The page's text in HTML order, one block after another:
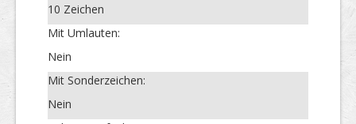
10 Zeichen
Mit Umlauten:
Nein
Mit Sonderzeichen:
Nein